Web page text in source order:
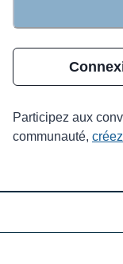
Participez aux
communauté,